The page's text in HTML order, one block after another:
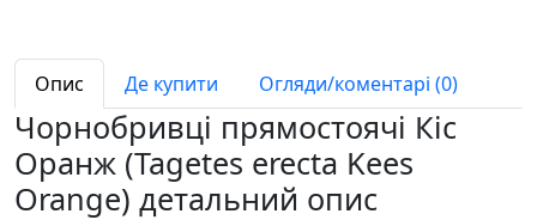
Опис Де купити Огляди/коментарі (0)
Чорнобривці прямостоячі Кіс
Оранж (Tagetes erecta Kees
Orange) детальний опис